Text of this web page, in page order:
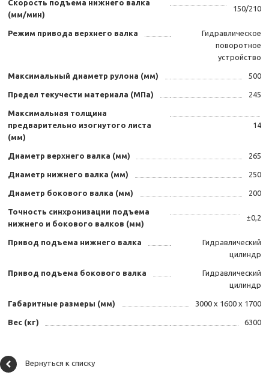
Скорость подъема нижнего валка
(мм/мин)
150/210
Режим привода верхнего валка
Гидравлическое
поворотное
устройство
Максимальный диаметр рулона (мм) 500
Предел текучести материала (МПа) 245
Максимальная толщина
предварительно изогнутого листа
(мм)
14
Диаметр верхнего валка (мм) 265
Диаметр нижнего валка (мм) 250
Диаметр бокового валка (мм) 200
Точность синхронизации подъема
нижнего и бокового валков (мм)
±0,2
Привод подъема нижнего валка
Гидравлический
цилиндр
Привод подъема бокового валка
Гидравлический
цилиндр
Габаритные размеры (мм) 3000 х 1600 х 1700
Вес (кг) 6300
Вернуться к списку